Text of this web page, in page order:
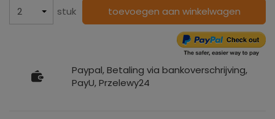
stuk toevoegen aan winkelwagen
Paypal, Betaling via bankoverschrijving,
PayU, Przelewy24